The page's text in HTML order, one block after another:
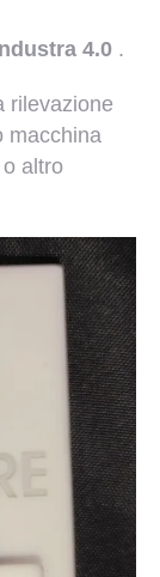
4.0 .
rilevazione
macchina
altro